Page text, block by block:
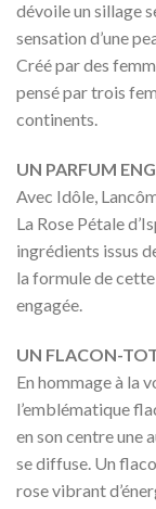
dévoile un sillage
sensation d’une
Créé par des
pensé par trois
continents.
UN PARFUM
Avec Idôle,
La Rose Pétale
ingrédients issus
la formule de
engagée.
UN FLACON-
En hommage à la
l’emblématique
en son centre une
se diffuse. Un
rose vibrant